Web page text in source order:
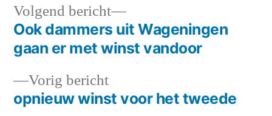
Bericht
navigatie
Vorig berichtVorig
bericht:
opnieuw winst voor het tweede
Volgend bericht
Volgend
bericht:
Ook dammers uit Wageningen
gaan er met winst vandoor